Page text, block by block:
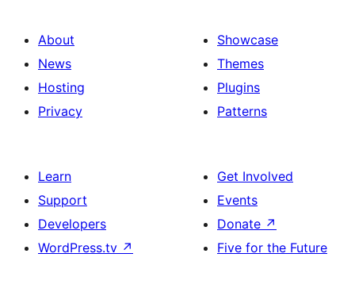
About
News
Hosting
Privacy
Showcase
Themes
Plugins
Patterns
Learn
Support
Developers
WordPress.tv ↗
Get Involved
Events
Donate ↗
Five for the Future